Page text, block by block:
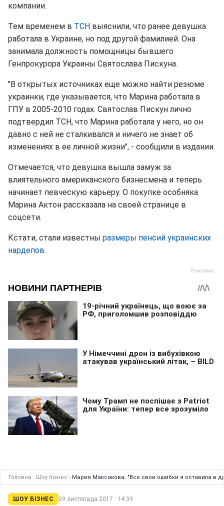
компании.
Тем временем в ТСН выяснили, что ранее девушка
работала в Украине, но под другой фамилией. Она
занимала должность помощницы бывшего
Генпрокурора Украины Святослава Пискуна.
"В открытых источниках еще можно найти резюме
украинки, где указывается, что Марина работала в
ГПУ в 2005-2010 годах. Святослав Пискун лично
подтвердил ТСН, что Марина работала у него, но он
давно с ней не сталкивался и ничего не знает об
изменениях в ее личной жизни", - сообщили в издании.
Отмечается, что девушка вышла замуж за
влиятельного американского бизнесмена и теперь
начинает певческую карьеру. О покупке особняка
Марина Актон рассказала на своей странице в
соцсети.
Кстати, стали известны размеры пенсий украинских
нардепов.
Головна › Шоу бізнес › Мария Максакова: "Все свои ошибки я оставила в
ШОУ БІЗНЕС 09 листопада 2017 · 14:39